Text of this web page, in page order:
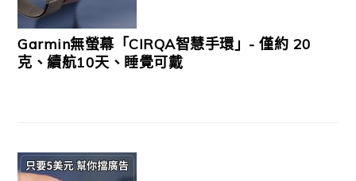
Garmin無螢幕「CIRQA智慧手環」- 僅約 20
克、續航10天、睡覺可戴